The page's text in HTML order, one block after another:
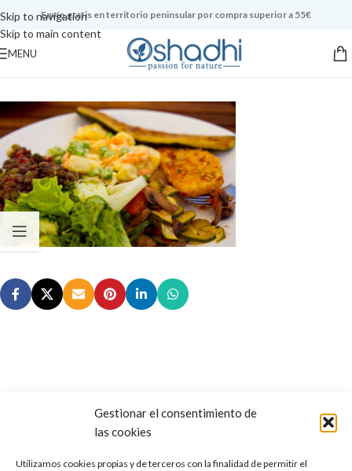
Gestionar el consentimiento de
las cookies
Utilizamos cookies propias y de terceros con la finalidad de permitir el
Skip to navigation
Skip to main content
Envío gratis en territorio peninsular por compra superior a 55€
MENU
Copyright 2014-2025